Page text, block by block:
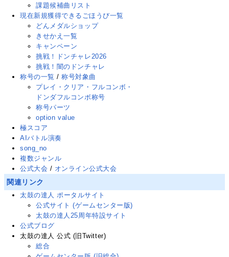
課題候補曲リスト
現在新規獲得できるごほうび一覧
どんメダルショップ
きせかえ一覧
キャンペーン
挑戦！ドンチャレ2026
挑戦！闇のドンチャレ
称号の一覧 /称号対象曲
プレイ・クリア・フルコンボ・
ドンダフルコンボ称号
称号パーツ
option value
極スコア
AIバトル演奏
song_no
複数ジャンル
公式大会 / オンライン公式大会
関連リンク
太鼓の達人 ポータルサイト
公式サイト (ゲームセンター版)
太鼓の達人25周年特設サイト
公式ブログ
太鼓の達人 公式 (旧Twitter)
総合